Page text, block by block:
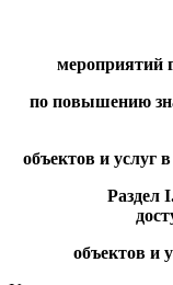
мероприятий
по повышению
объектов и услуг
Раздел
объектов и